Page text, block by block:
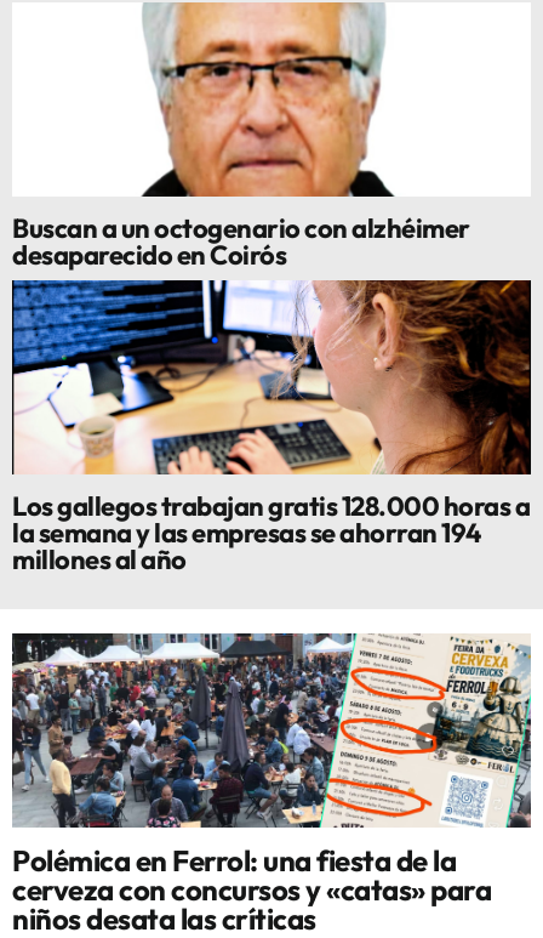
Buscan a un octogenario con alzhéimer
desaparecido en Coirós
Los gallegos trabajan gratis 128.000 horas a
la semana y las empresas se ahorran 194
millones al año
Polémica en Ferrol: una fiesta de la
cerveza con concursos y «catas» para
niños desata las críticas